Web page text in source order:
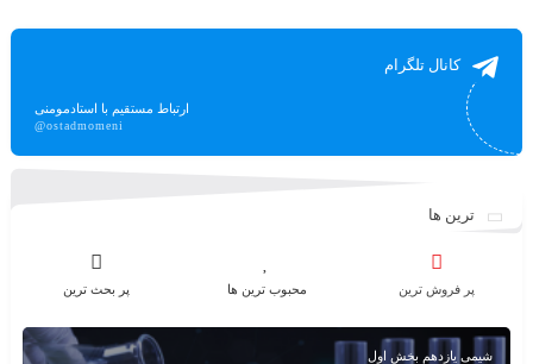
کانال تلگرام
ارتباط مستقیم با استادمومنی
@ostadmomeni
ترین ها
پر فروش ترین محبوب ترین ها پر بحث ترین
شیمی یازدهم بخش اول